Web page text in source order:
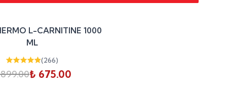
indirim
L-CARNITINE 1000
ML
(266)
₺ 675.00